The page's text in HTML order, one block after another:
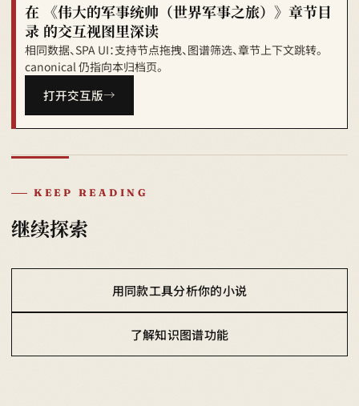
在 《伟大的军事统帅（世界军事之旅）》章节目
录 的交互视图里深读
相同数据、SPA UI：支持节点拖拽、图谱筛选、章节上下文跳转。
canonical 仍指向本归档页。
打开交互版
KEEP READING
继续探索
用同款工具分析你的小说
了解知识图谱功能